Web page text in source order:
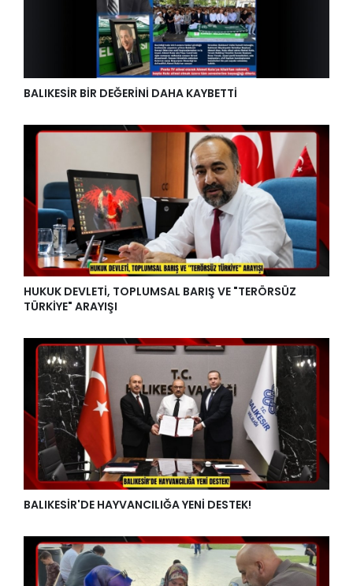
BALIKESİR BİR DEĞERİNİ DAHA KAYBETTİ
HUKUK DEVLETİ, TOPLUMSAL BARIŞ VE "TERÖRSÜZ
TÜRKİYE" ARAYIŞI
BALIKESİR'DE HAYVANCILIĞA YENİ DESTEK!